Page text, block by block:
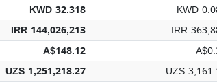
KWD
KWD 32.318
IRR
IRR 144,026,213
A$148.12
UZS
UZS 1,251,218.27